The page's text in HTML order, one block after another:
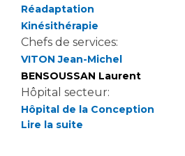
Réadaptation
Kinésithérapie
Chefs de services:
VITON Jean-Michel
BENSOUSSAN Laurent
Hôpital secteur:
Hôpital de la Conception
Lire la suite